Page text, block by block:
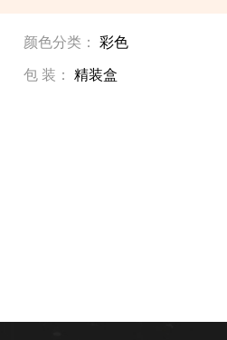
颜色分类： 彩色
包 装： 精装盒